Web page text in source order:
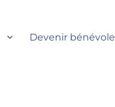
Devenir bénévole